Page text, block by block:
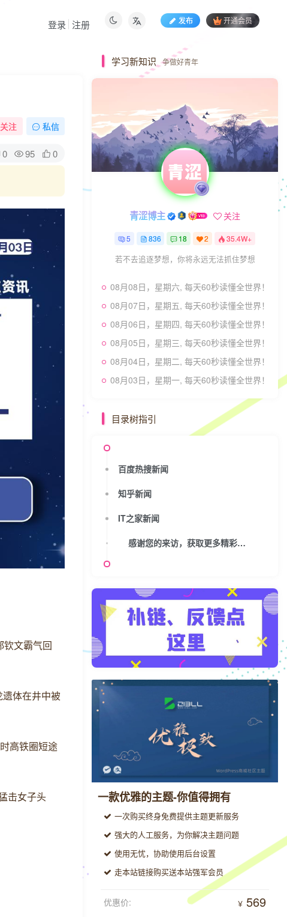
发布 开通会员
登录 注册
关注 私信
0 95 0
钦文霸气回
体在井中被
高铁圈短途
击女子头
学习新知识 争做好青年
青涩博主 关注
5 836 18 2 35.4W+
若不去追逐梦想，你将永远无法抓住梦想
08月08日，星期六, 每天60秒读懂全世界！
08月07日，星期五, 每天60秒读懂全世界！
08月06日，星期四, 每天60秒读懂全世界！
08月05日，星期三, 每天60秒读懂全世界！
08月04日，星期二, 每天60秒读懂全世界！
08月03日，星期一, 每天60秒读懂全世界！
目录树指引
百度热搜新闻
知乎新闻
IT之家新闻
感谢您的来访，获取更多精彩文章请收藏本站。
一款优雅的主题-你值得拥有
一次购买终身免费提供主题更新服务
强大的人工服务，为你解决主题问题
使用无忧，协助使用后台设置
走本站链接购买送本站强军会员
￥ 569
优惠价: